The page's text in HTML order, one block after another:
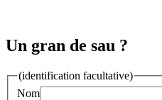
Un gran de sau ?
(identification facultative)
Nom